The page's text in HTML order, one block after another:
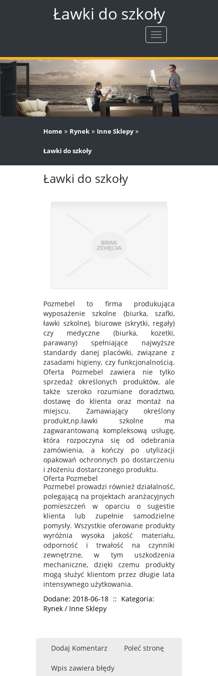
Ławki do szkoły
Rozwiń
nawigację
Home » Rynek » Inne Sklepy»
Ławki do szkoły
Ławki do szkoły
Pozmebel to firma produkująca
wyposażenie szkolne (biurka, szafki,
ławki szkolne), biurowe (skrytki, regały)
czy medyczne (biurka, kozetki,
parawany) spełniające najwyższe
standardy danej placówki, związane z
zasadami higieny, czy funkcjonalnością.
Oferta Pozmebel zawiera nie tylko
sprzedaż określonych produktów, ale
także szeroko rozumiane doradztwo,
dostawę do klienta oraz montaż na
miejscu. Zamawiający określony
produkt,np.ławki szkolne ma
zagwarantowaną kompleksową usługę,
która rozpoczyna się od odebrania
zamówienia, a kończy po utylizacji
opakowań ochronnych po dostarczeniu
i złożeniu dostarczonego produktu.
Oferta Pozmebel
Pozmebel prowadzi również działalność,
polegającą na projektach aranżacyjnych
pomieszczeń w oparciu o sugestie
klienta lub zupełnie samodzielne
pomysły. Wszystkie oferowane produkty
wyróżnia wysoka jakość materiału,
odporność i trwałość na czynniki
zewnętrzne, w tym uszkodzenia
mechaniczne, dzięki czemu produkty
mogą służyć klientom przez długie lata
intensywnego użytkowania.
Dodane: 2018-06-18 :: Kategoria:
Rynek / Inne Sklepy
Dodaj Komentarz Poleć stronę
Wpis zawiera błędy